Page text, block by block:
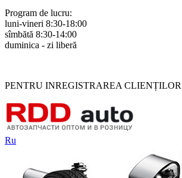
Program de lucru:
luni-vineri 8:30-18:00
sîmbătă 8:30-14:00
duminica - zi liberă
PENTRU INREGISTRAREA
Ru